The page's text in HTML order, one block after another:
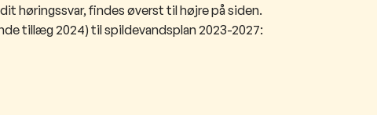
høringssvar, findes øverst til højre på siden.
tillæg 2024) til spildevandsplan 2023-2027: